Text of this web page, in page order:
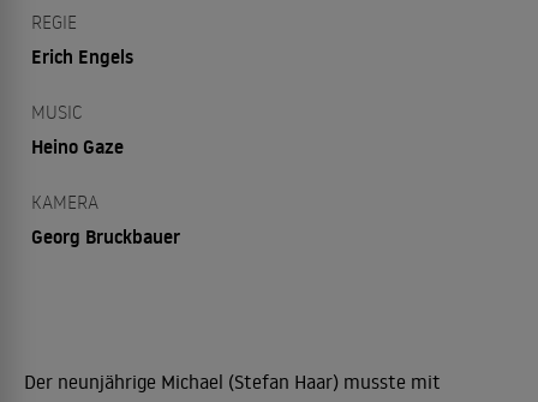
REGIE
Erich Engels
MUSIC
Heino Gaze
KAMERA
Georg Bruckbauer
Der neunjährige Michael (Stefan Haar) musste mit